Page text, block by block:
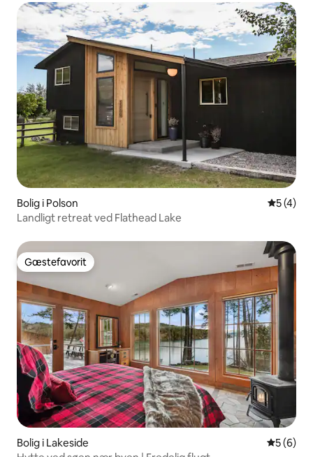
Bolig i Polson 5 ud af 5
5 (4)
Landligt retreat ved Flathead Lake
Gæstefavorit
Gæstefavorit
Bolig i Lakeside 5 ud af 5
5 (6)